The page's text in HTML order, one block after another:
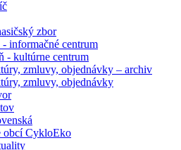
zbor
informačné centrum
- kultúrne centrum
zmluvy, objednávky – archiv
zmluvy, objednávky
obcí CykloEko